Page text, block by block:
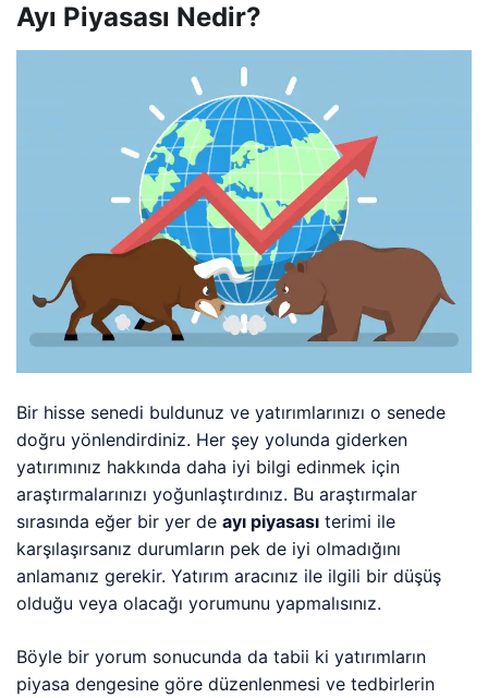
Ayı Piyasası Nedir?
Bir hisse senedi buldunuz ve yatırımlarınızı o senede
doğru yönlendirdiniz. Her şey yolunda giderken
yatırımınız hakkında daha iyi bilgi edinmek için
araştırmalarınızı yoğunlaştırdınız. Bu araştırmalar
sırasında eğer bir yer deayı piyasası terimi ile
karşılaşırsanız durumların pek de iyi olmadığını
anlamanız gerekir. Yatırım aracınız ile ilgili bir düşüş
olduğu veya olacağı yorumunu yapmalısınız.
Böyle bir yorum sonucunda da tabii ki yatırımların
piyasa dengesine göre düzenlenmesi ve tedbirlerin